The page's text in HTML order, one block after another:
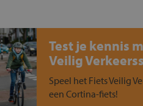
Test je kennis
Veilig
Speel het Fiets Veilig
een Cortina-fiets!